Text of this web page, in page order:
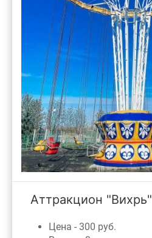
Аттракцион "Вихрь"
Цена - 300 руб.